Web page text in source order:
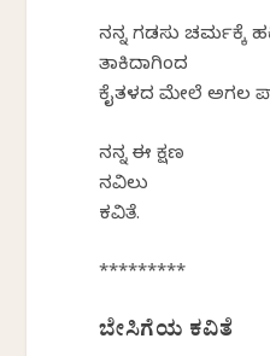
ನನ್ನ ಗಡಸು ಚರ್ಮಕ್ಕೆ
ತಾಕಿದಾಗಿಂದ
ಕೈತಳದ ಮೇಲೆ ಅಗಲ
ನನ್ನ ಈ ಕ್ಷಣ
ನವಿಲು
ಕವಿತೆ.
*********
ಬೇಸಿಗೆಯ ಕವಿತೆ